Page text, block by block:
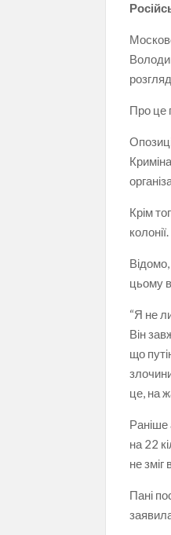
Про це
Крім
колонії.
цьому
“Я не
Він
що
це, на
Раніше
на 22
не
Пані